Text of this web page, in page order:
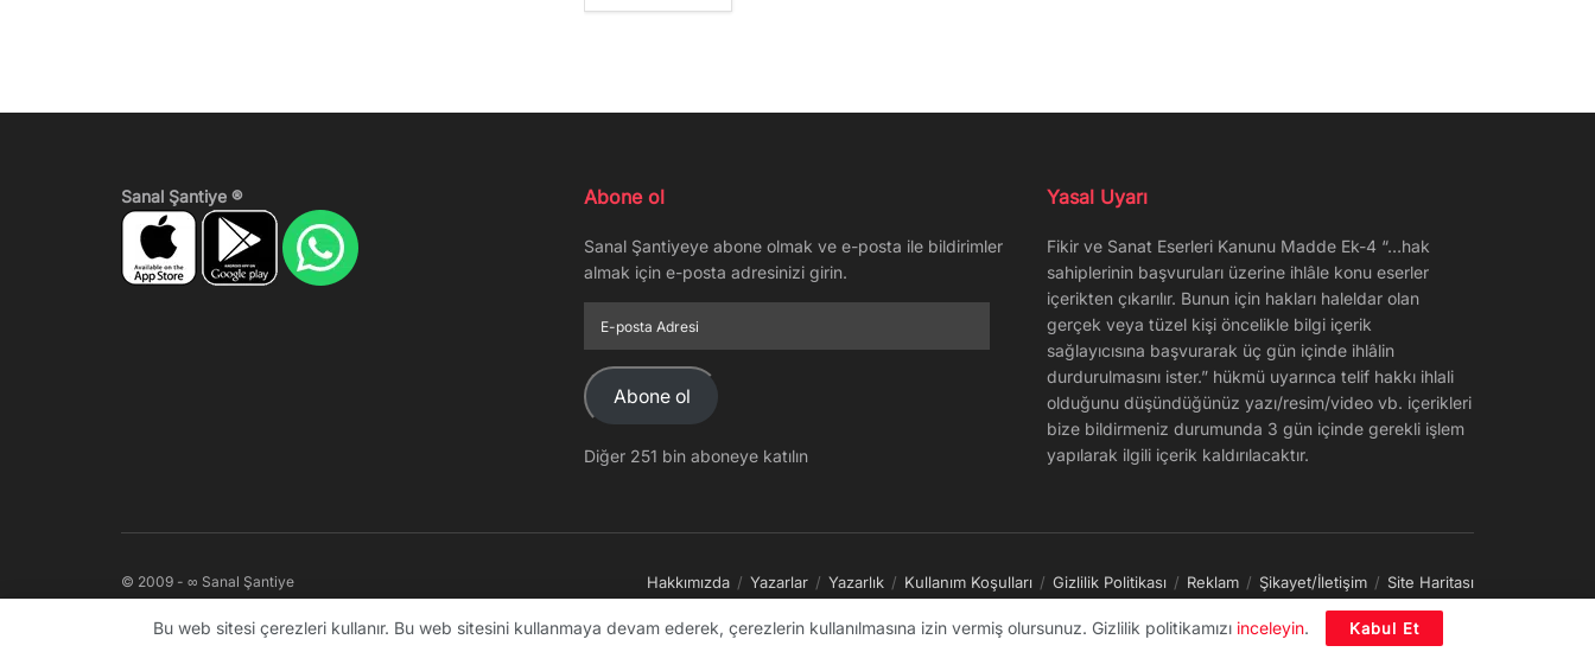
Sanal Şantiye ® Abone ol
Sanal Şantiyeye abone olmak ve e-posta ile bildirimler
almak için e-posta adresinizi girin.
posta
Adresi
Abone ol
Diğer 251 bin aboneye katılın
Yasal Uyarı
Fikir ve Sanat Eserleri Kanunu Madde Ek-4 “…hak
sahiplerinin başvuruları üzerine ihlâle konu eserler
içerikten çıkarılır. Bunun için hakları haleldar olan
gerçek veya tüzel kişi öncelikle bilgi içerik
sağlayıcısına başvurarak üç gün içinde ihlâlin
durdurulmasını ister.” hükmü uyarınca telif hakkı ihlali
olduğunu düşündüğünüz yazı/resim/video vb. içerikleri
bize bildirmeniz durumunda 3 gün içinde gerekli işlem
yapılarak ilgili içerik kaldırılacaktır.
Hakkımızda Yazarlar Yazarlık Kullanım Koşulları Gizlilik Politikası Reklam Şikayet/İletişim Site Haritası
© 2009 - ∞ Sanal Şantiye
Bu web sitesi çerezleri kullanır. Bu web sitesini kullanmaya devam ederek, çerezlerin kullanılmasına izin vermiş olursunuz. Gizlilik politikamızı inceleyin. Kabul Et